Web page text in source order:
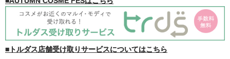
■トルダス店舗受け取りサービスについてはこちら